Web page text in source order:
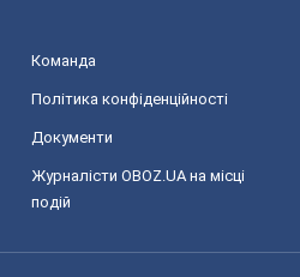
Команда
Політика конфіденційності
Документи
Журналісти OBOZ.UA на місці
подій